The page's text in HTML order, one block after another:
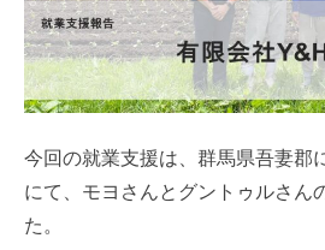
採用情報
今回の就業支援は、群馬県吾妻郡
にて、モヨさんとグントゥルさん
た。